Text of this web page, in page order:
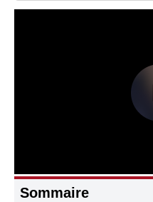
Sommaire